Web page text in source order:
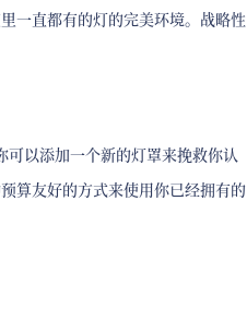
一直都有的灯的完美环境。战略性
以添加一个新的灯罩来挽救你认
算友好的方式来使用你已经拥有的